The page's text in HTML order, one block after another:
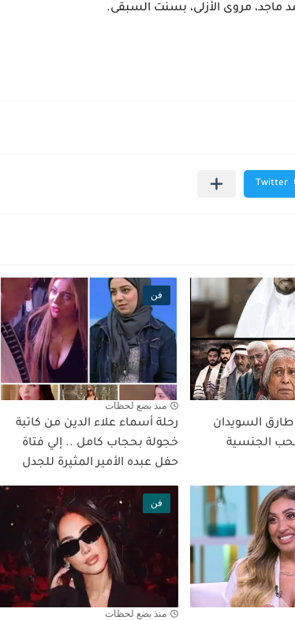
ماجد، مروى الأزلى، بسنت السبقى.
السويدان
الجنسية
فن
منذ بضع لحظات
رحلة أسماء علاء الدين من كاتبة
خجولة بحجاب كامل .. إلي فتاة
حفل عبده الأمير المثيرة للجدل
فن
منذ بضع لحظات